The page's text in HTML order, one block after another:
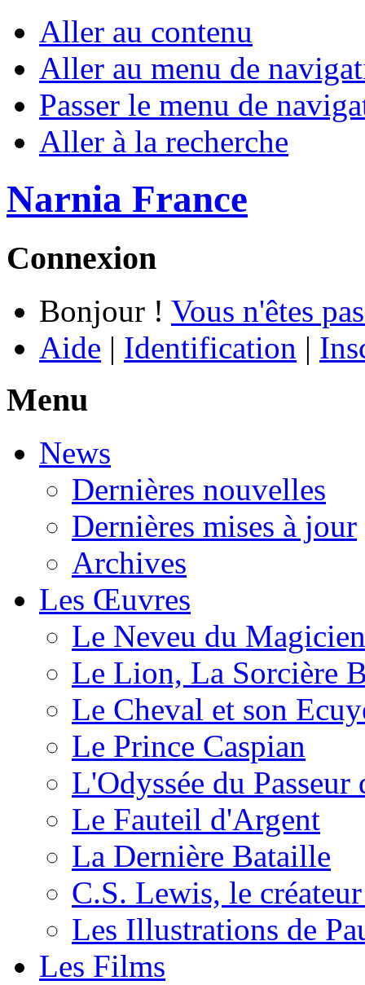
Aller au contenu
Aller au menu de
Passer le menu de
Aller à la recherche
Narnia France
Connexion
Bonjour ! Vous n'êtes
Aide | Identification |
Menu
News
Dernières nouvelles
Dernières mises à jour
Archives
Les Œuvres
Le Neveu du Magicien
Le Lion, La Sorcière
Le Cheval et son
Le Prince Caspian
L'Odyssée du
Le Fauteil d'Argent
La Dernière Bataille
C.S. Lewis, le
Les Illustrations de
Les Films